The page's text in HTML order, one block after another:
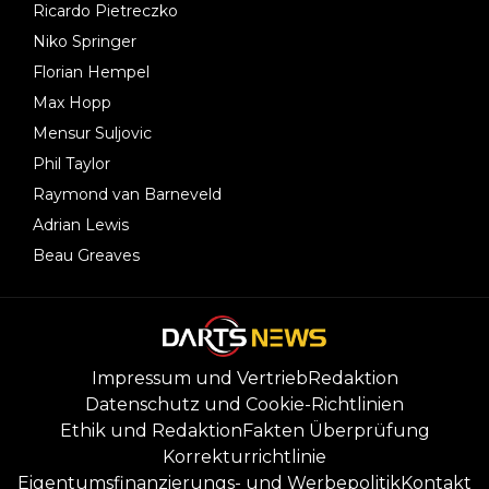
Ricardo Pietreczko
Niko Springer
Florian Hempel
Max Hopp
Mensur Suljovic
Phil Taylor
Raymond van Barneveld
Adrian Lewis
Beau Greaves
Impressum und VertriebRedaktion
Datenschutz und Cookie-Richtlinien
Ethik und RedaktionFakten Überprüfung
Korrekturrichtlinie
Eigentumsfinanzierungs- und WerbepolitikKontakt